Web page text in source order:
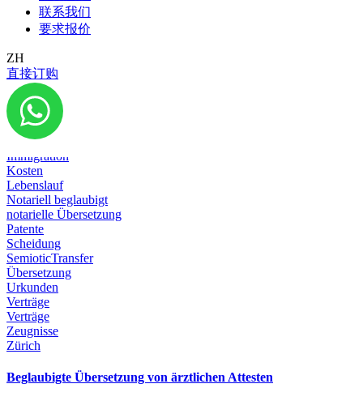
联系我们
要求报价
ZH
直接订购
Auslandstudium
Baden
Beeidigter Übersetzer
Beglaubigte Übersetzung
Bern
Diplom
Dokumente
Emigration
Geburtsurkunde
Heirat
Immigration
Kosten
Lebenslauf
Notariell beglaubigt
notarielle Übersetzung
Patente
Scheidung
SemioticTransfer
Übersetzung
Urkunden
Verträge
Verträge
Zeugnisse
Zürich
Beglaubigte Übersetzung von ärztlichen Attesten